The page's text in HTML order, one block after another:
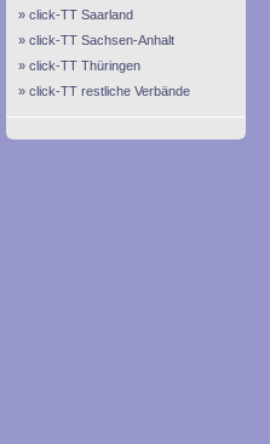
click-TT Saarland
click-TT Sachsen-Anhalt
click-TT Thüringen
click-TT restliche Verbände